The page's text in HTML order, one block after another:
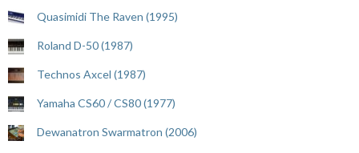
Quasimidi The Raven (1995)
Roland D-50 (1987)
Technos Axcel (1987)
Yamaha CS60 / CS80 (1977)
Dewanatron Swarmatron (2006)